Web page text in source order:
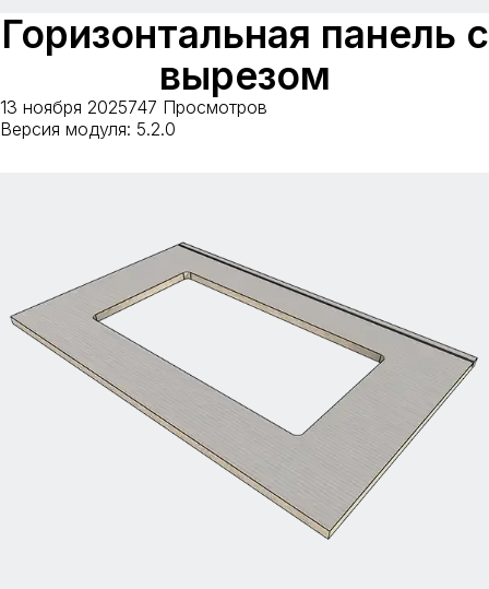
Горизонтальная панель с
вырезом
13 ноября 2025747 Просмотров
Версия модуля: 5.2.0